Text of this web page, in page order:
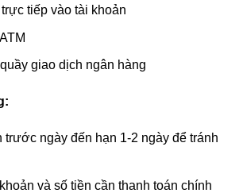
tiếp vào tài khoản
giao dịch ngân hàng
trước ngày đến hạn 1-2 ngày để tránh
và số tiền cần thanh toán chính